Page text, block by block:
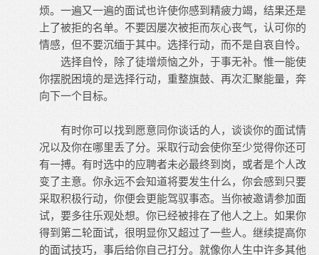
烦。一遍又一遍的面试也许使你感到精疲力竭，结果还是
上了被拒的名单。不要因屡次被拒而灰心丧气，认可你的
情感，但不要沉缅于其中。选择行动，而不是自哀自怜。
选择自怜，除了徒增烦恼之外，于事无补。惟一能使
你摆脱困境的是选择行动，重整旗鼓、再次汇聚能量，奔
向下一个目标。
有时你可以找到愿意同你谈话的人，谈谈你的面试情
况以及你在哪里丢了分。采取行动会使你至少觉得你还可
有一搏。有时选中的应聘者未必最终到岗，或者是个人改
变了主意。你永远不会知道将要发生什么，你会感到只要
采取积极行动，你便会更能驾驭事态。当你被邀请参加面
试，要多往乐观处想。你已经被排在了他人之上。如果你
得到第二轮面试，很明显你又超过了一些人。继续提高你
的面试技巧，事后给你自己打分。就像你人生中许多其他